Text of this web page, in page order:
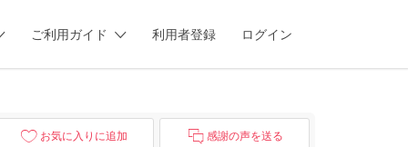
ご利用ガイド 利用者登録 ログイン
お気に入りに追加 感謝の声を送る